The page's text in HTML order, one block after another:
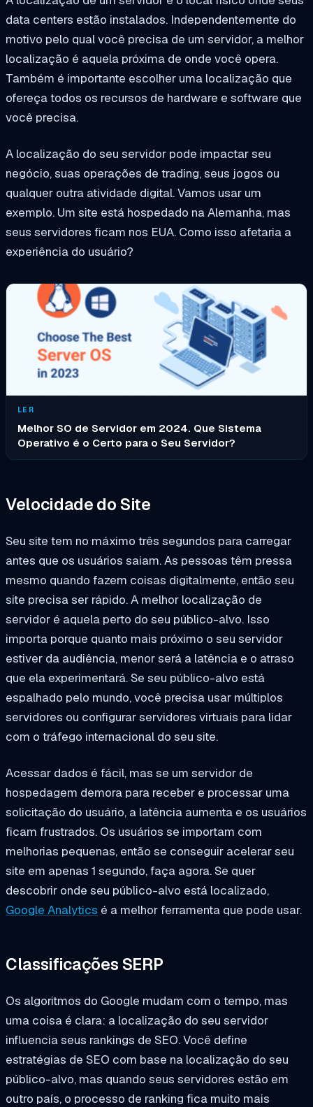
data centers estão instalados. Independentemente do
motivo pelo qual você precisa de um servidor, a melhor
localização é aquela próxima de onde você opera.
Também é importante escolher uma localização que
ofereça todos os recursos de hardware e software que
você precisa.
A localização do seu servidor pode impactar seu
negócio, suas operações de trading, seus jogos ou
qualquer outra atividade digital. Vamos usar um
exemplo. Um site está hospedado na Alemanha, mas
seus servidores ficam nos EUA. Como isso afetaria a
experiência do usuário?
LER
Melhor SO de Servidor em 2024. Que Sistema
Operativo é o Certo para o Seu Servidor?
Velocidade do Site
Seu site tem no máximo três segundos para carregar
antes que os usuários saiam. As pessoas têm pressa
mesmo quando fazem coisas digitalmente, então seu
site precisa ser rápido. A melhor localização de
servidor é aquela perto do seu público-alvo. Isso
importa porque quanto mais próximo o seu servidor
estiver da audiência, menor será a latência e o atraso
que ela experimentará. Se seu público-alvo está
espalhado pelo mundo, você precisa usar múltiplos
servidores ou configurar servidores virtuais para lidar
com o tráfego internacional do seu site.
Acessar dados é fácil, mas se um servidor de
hospedagem demora para receber e processar uma
solicitação do usuário, a latência aumenta e os usuários
ficam frustrados. Os usuários se importam com
melhorias pequenas, então se conseguir acelerar seu
site em apenas 1 segundo, faça agora. Se quer
descobrir onde seu público-alvo está localizado,
Google Analytics é a melhor ferramenta que pode usar.
Classificações SERP
Os algoritmos do Google mudam com o tempo, mas
uma coisa é clara: a localização do seu servidor
influencia seus rankings de SEO. Você define
estratégias de SEO com base na localização do seu
público-alvo, mas quando seus servidores estão em
outro país, o processo de ranking fica muito mais